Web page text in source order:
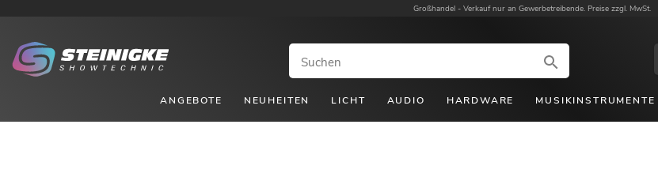
Großhandel - Verkauf nur an Gewerbetreibende. Preise zzgl. MwSt.
ANGEBOTE NEUHEITEN LICHT AUDIO HARDWARE MUSIKINSTRUMENTE